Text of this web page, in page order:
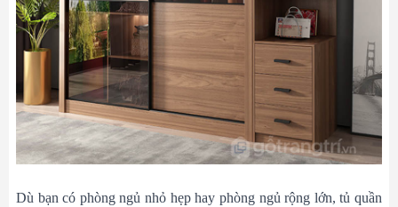
Dù bạn có phòng ngủ nhỏ hẹp hay phòng ngủ rộng lớn, tủ quần